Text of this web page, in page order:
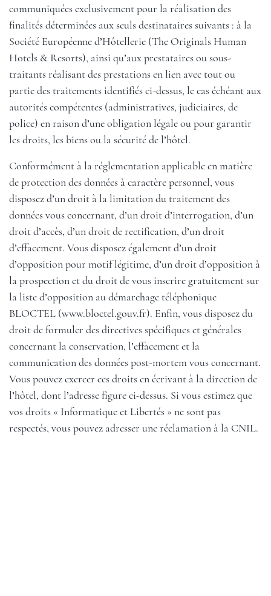
communiquées exclusivement pour la réalisation des
finalités déterminées aux seuls destinataires suivants : à la
Société Européenne d’Hôtellerie (The Originals Human
Hotels & Resorts), ainsi qu’aux prestataires ou sous-
traitants réalisant des prestations en lien avec tout ou
partie des traitements identifiés ci-dessus, le cas échéant aux
autorités compétentes (administratives, judiciaires, de
police) en raison d’une obligation légale ou pour garantir
les droits, les biens ou la sécurité de l’hôtel.
Conformément à la réglementation applicable en matière
de protection des données à caractère personnel, vous
disposez d’un droit à la limitation du traitement des
données vous concernant, d’un droit d’interrogation, d’un
droit d’accès, d’un droit de rectification, d’un droit
d’effacement. Vous disposez également d’un droit
d’opposition pour motif légitime, d’un droit d’opposition à
la prospection et du droit de vous inscrire gratuitement sur
la liste d’opposition au démarchage téléphonique
BLOCTEL (www.bloctel.gouv.fr). Enfin, vous disposez du
droit de formuler des directives spécifiques et générales
concernant la conservation, l’effacement et la
communication des données post-mortem vous concernant.
Vous pouvez exercer ces droits en écrivant à la direction de
l’hôtel, dont l’adresse figure ci-dessus. Si vous estimez que
vos droits « Informatique et Libertés » ne sont pas
respectés, vous pouvez adresser une réclamation à la CNIL.